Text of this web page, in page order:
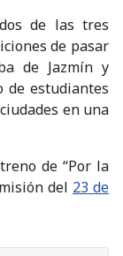
de las tres
de pasar
de Jazmín y
de estudiantes
en una
de “Por la
del 23 de